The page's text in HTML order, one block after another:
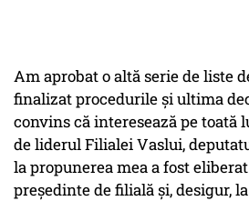
Am aprobat o altă serie de liste
finalizat procedurile și ultima
convins că interesează pe toată
de liderul Filialei Vaslui,
la propunerea mea a fost
președinte de filială și, desigur,